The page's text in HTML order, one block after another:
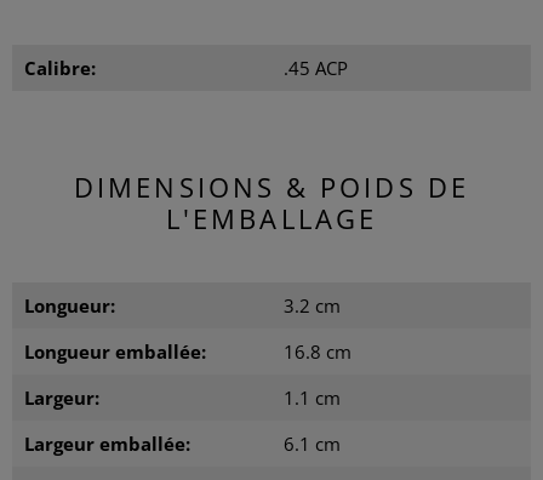
Calibre: .45 ACP
DIMENSIONS & POIDS DE
L'EMBALLAGE
Longueur:
3.2 cm
Longueur emballée:
16.8 cm
Largeur:
1.1 cm
Largeur emballée:
6.1 cm